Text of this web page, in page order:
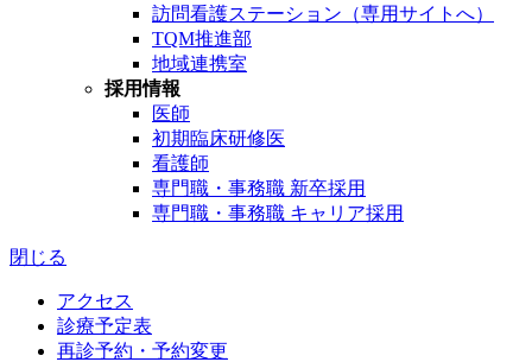
訪問看護ステーション（専用サイトへ）
TQM推進部
地域連携室
採用情報
医師
初期臨床研修医
看護師
専門職・事務職 新卒採用
専門職・事務職 キャリア採用
閉じる
アクセス
診療予定表
再診予約・予約変更